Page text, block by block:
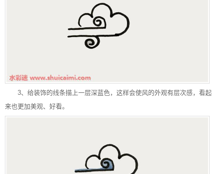
3、给装饰的线条描上一层深蓝色，这样会使风的外观有层次感，看起
来也更加美观、好看。